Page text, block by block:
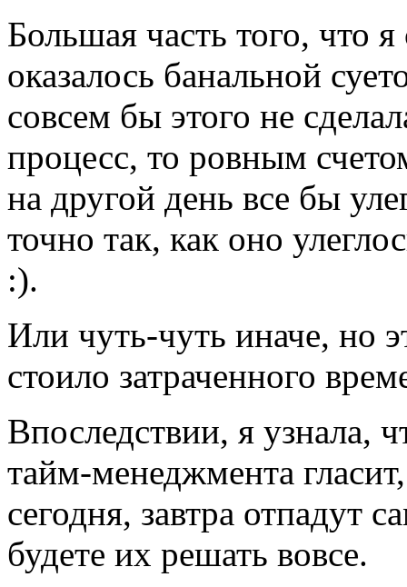
Большая часть того, что
оказалось банальной
совсем бы этого не
процесс, то ровным
на другой день все бы
точно так, как оно
:).
Или чуть-чуть иначе, но
стоило затраченного
Впоследствии, я узнала,
тайм-менеджмента
сегодня, завтра отпадут
будете их решать вовсе.